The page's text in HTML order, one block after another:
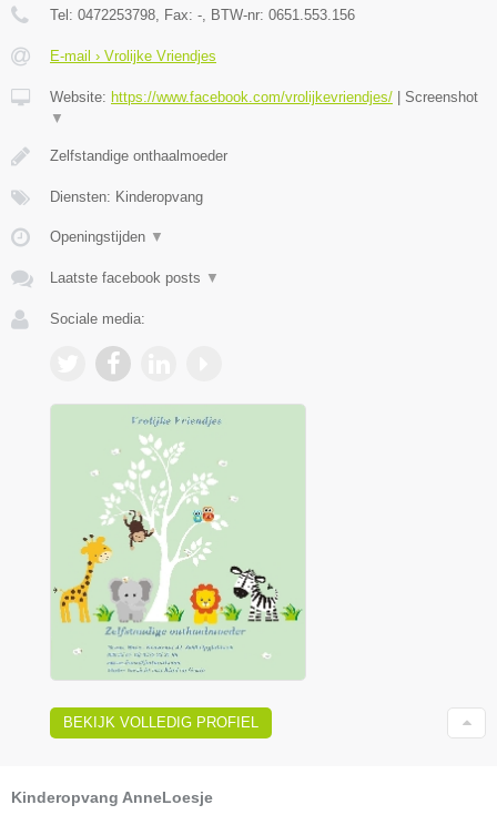
Tel: 0472253798, Fax: -, BTW-nr: 0651.553.156
E-mail › Vrolijke Vriendjes
Website: https://www.facebook.com/vrolijkevriendjes/
Screenshot
▼
Zelfstandige onthaalmoeder
Diensten: Kinderopvang
Openingstijden ▼
Laatste facebook posts ▼
Sociale media:
BEKIJK VOLLEDIG PROFIEL
Kinderopvang AnneLoesje